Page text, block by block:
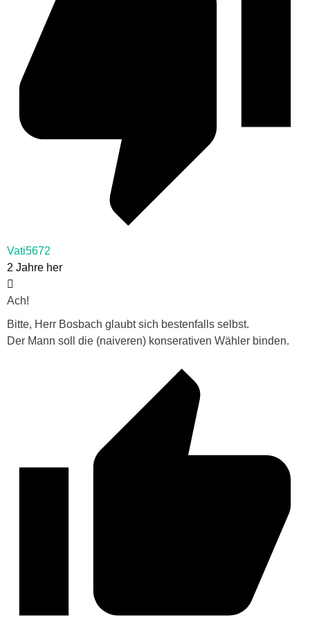
Vati5672
2 Jahre her
Ach!
Bitte, Herr Bosbach glaubt sich bestenfalls selbst.
Der Mann soll die (naiveren) konserativen Wähler binden.